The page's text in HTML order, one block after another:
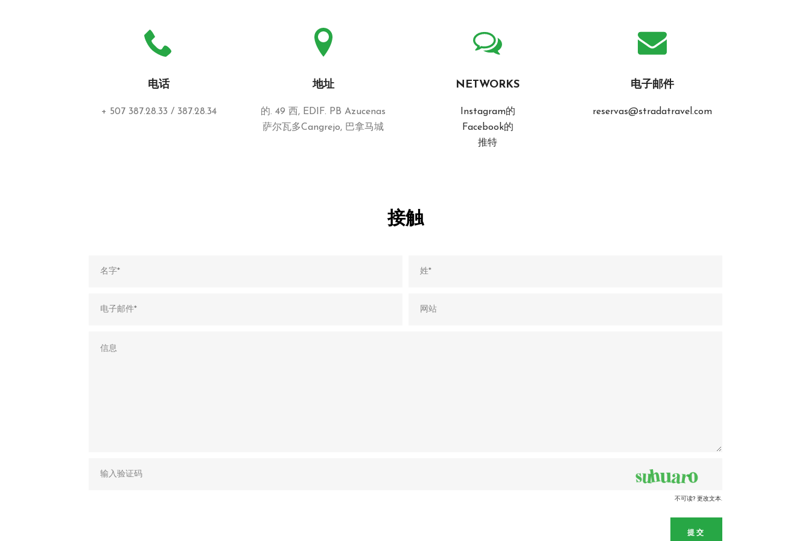
电话
+ 507 387.28.33 / 387.28.34
地址
的. 49 西, EDIF. PB Azucenas
萨尔瓦多Cangrejo, 巴拿马城
NETWORKS
Instagram的
Facebook的
推特
电子邮件
reservas@stradatravel.com
接触
不可读? 更改文本.
提交